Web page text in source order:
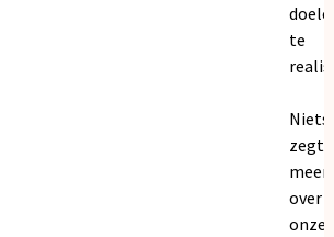
te
Niets
zegt
meer
over
onze